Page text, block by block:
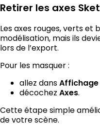
Retirer les axes
Les axes rouges, verts et
modélisation, mais ils
lors de l’export.
Pour les masquer :
allez dansAffichage
décochez Axes.
Cette étape simple
de votre scène.